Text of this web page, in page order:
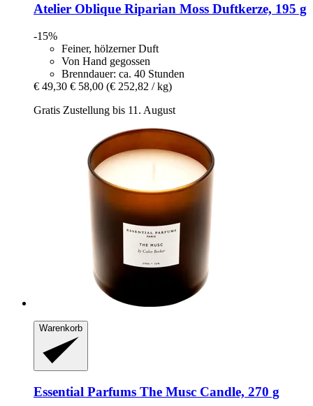
Atelier Oblique Riparian Moss Duftkerze, 195 g
-15%
Feiner, hölzerner Duft
Von Hand gegossen
Brenndauer: ca. 40 Stunden
€ 49,30 € 58,00 (€ 252,82 / kg)
Gratis Zustellung bis 11. August
Warenkorb
Essential Parfums The Musc Candle, 270 g